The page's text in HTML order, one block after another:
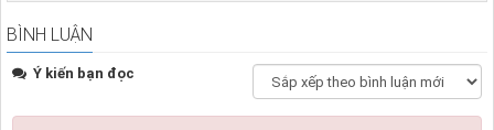
BÌNH LUẬN
Ý kiến bạn đọc